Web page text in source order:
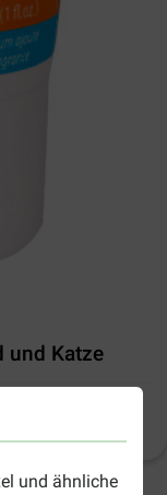
und ähnliche
und Katze